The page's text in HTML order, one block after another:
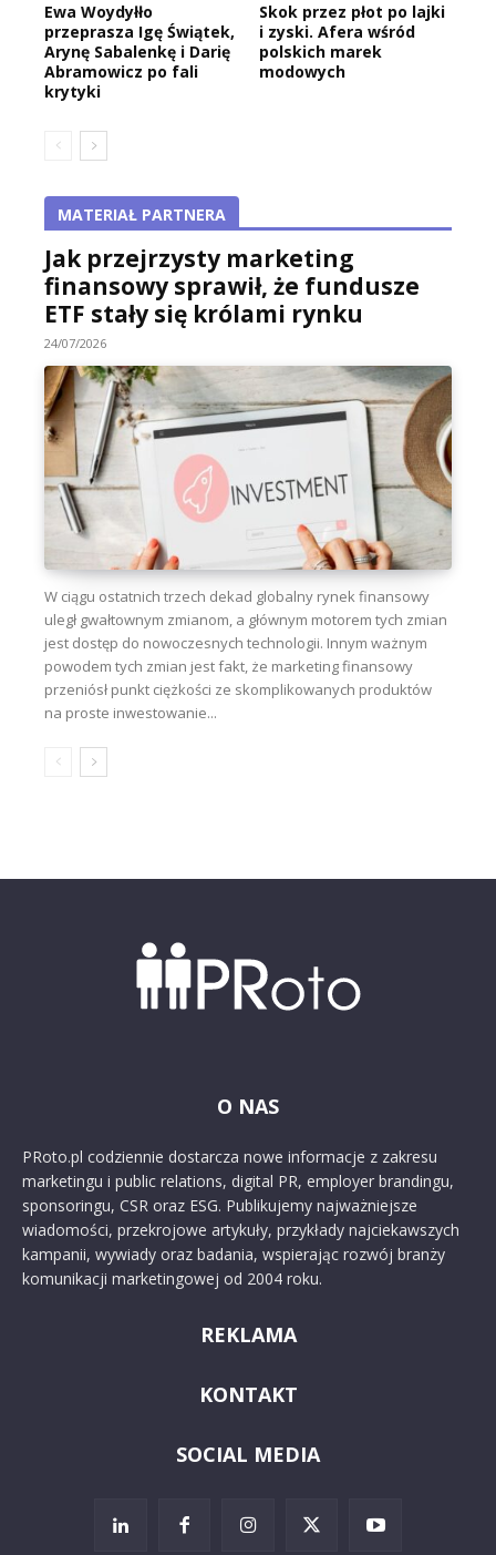
Ewa Woydyłło
przeprasza Igę Świątek,
Arynę Sabalenkę i Darię
Abramowicz po fali
krytyki
Skok przez płot po lajki
i zyski. Afera wśród
polskich marek
modowych
MATERIAŁ PARTNERA
Jak przejrzysty marketing
finansowy sprawił, że fundusze
ETF stały się królami rynku
24/07/2026
W ciągu ostatnich trzech dekad globalny rynek finansowy
uległ gwałtownym zmianom, a głównym motorem tych zmian
jest dostęp do nowoczesnych technologii. Innym ważnym
powodem tych zmian jest fakt, że marketing finansowy
przeniósł punkt ciężkości ze skomplikowanych produktów
na proste inwestowanie...
O NAS
PRoto.pl codziennie dostarcza nowe informacje z zakresu
marketingu i public relations, digital PR, employer brandingu,
sponsoringu, CSR oraz ESG. Publikujemy najważniejsze
wiadomości, przekrojowe artykuły, przykłady najciekawszych
kampanii, wywiady oraz badania, wspierając rozwój branży
komunikacji marketingowej od 2004 roku.
REKLAMA
KONTAKT
SOCIAL MEDIA